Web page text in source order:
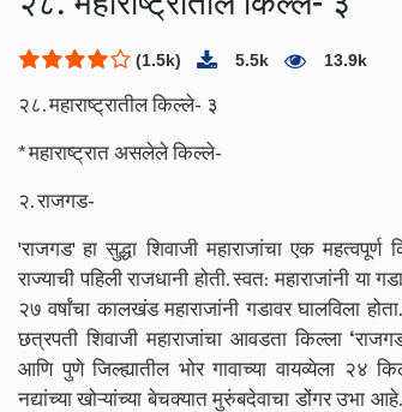
(1.5k) 5.5k 13.9k
२८. महाराष्ट्रातील किल्ले- ३
* महाराष्ट्रात असलेले किल्ले-
२. राजगड-
'राजगड' हा सुद्धा शिवाजी महाराजांचा एक महत्वपूर्ण
राज्याची पहिली राजधानी होती. स्वत: महाराजांनी
२७ वर्षांचा कालखंड महाराजांनी गडावर घालविला
छत्रपती शिवाजी महाराजांचा आवडता किल्ला
आणि पुणे जिल्ह्यातील भोर गावाच्या वायव्येला २४
नद्यांच्या खोऱ्यांच्या बेचक्यात मुरुंबदेवाचा डोंगर उभा